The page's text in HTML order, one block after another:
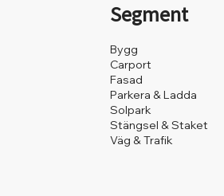
Segment
Bygg
Carport
Fasad
Parkera & Ladda
Solpark
Stängsel & Staket
Väg & Trafik